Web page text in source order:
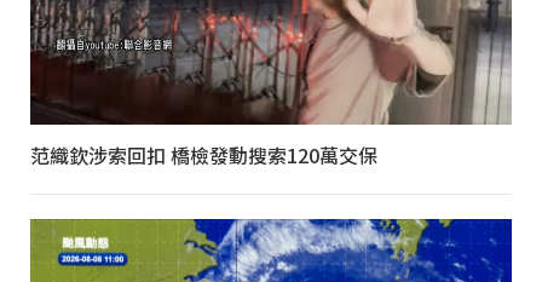
范織欽涉索回扣 橋檢發動搜索120萬交保